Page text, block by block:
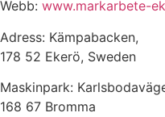
Webb: www.markarbete-
Adress: Kämpabacken,
178 52 Ekerö, Sweden
Maskinpark:
168 67 Bromma